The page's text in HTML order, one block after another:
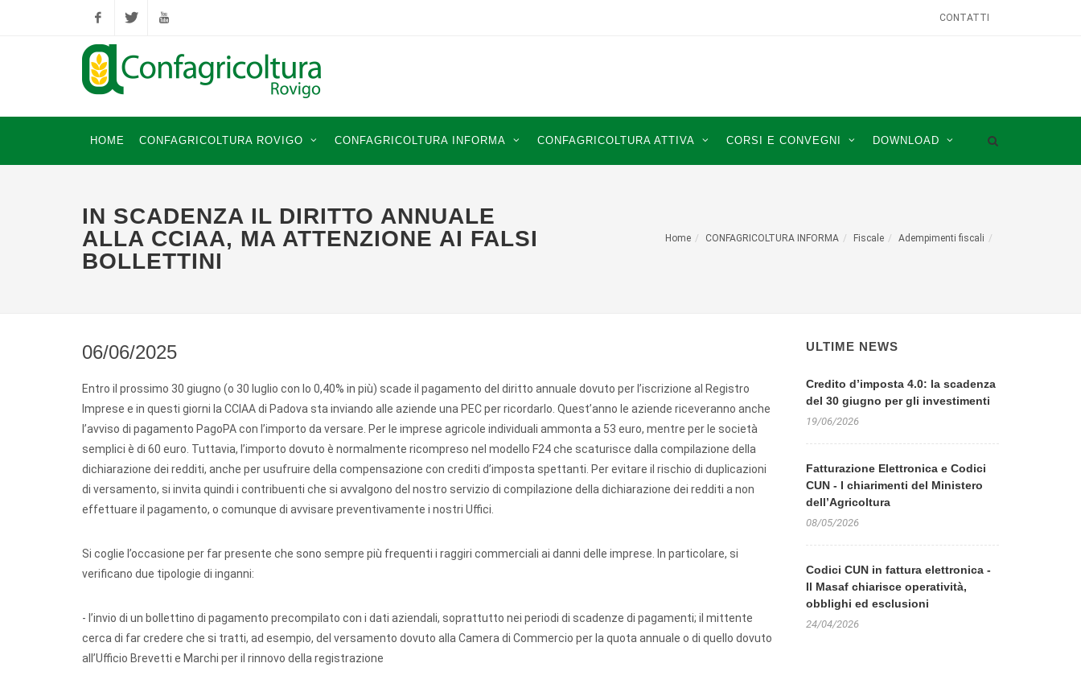
FacebookTwitter YouTube
CONTATTI
HOME CONFAGRICOLTURA ROVIGO CONFAGRICOLTURA INFORMA CONFAGRICOLTURA ATTIVA CORSI E CONVEGNI DOWNLOAD
IN SCADENZA IL DIRITTO ANNUALE
ALLA CCIAA, MA ATTENZIONE AI FALSI
BOLLETTINI
Home CONFAGRICOLTURA INFORMA Fiscale Adempimenti fiscali
06/06/2025
Entro il prossimo 30 giugno (o 30 luglio con lo 0,40% in più) scade il pagamento del diritto annuale dovuto per l’iscrizione al Registro
Imprese e in questi giorni la CCIAA di Padova sta inviando alle aziende una PEC per ricordarlo. Quest’anno le aziende riceveranno anche
l’avviso di pagamento PagoPA con l’importo da versare. Per le imprese agricole individuali ammonta a 53 euro, mentre per le società
semplici è di 60 euro. Tuttavia, l’importo dovuto è normalmente ricompreso nel modello F24 che scaturisce dalla compilazione della
dichiarazione dei redditi, anche per usufruire della compensazione con crediti d’imposta spettanti. Per evitare il rischio di duplicazioni
di versamento, si invita quindi i contribuenti che si avvalgono del nostro servizio di compilazione della dichiarazione dei redditi a non
effettuare il pagamento, o comunque di avvisare preventivamente i nostri Uffici.
Si coglie l’occasione per far presente che sono sempre più frequenti i raggiri commerciali ai danni delle imprese. In particolare, si
verificano due tipologie di inganni:
- l’invio di un bollettino di pagamento precompilato con i dati aziendali, soprattutto nei periodi di scadenze di pagamenti; il mittente
cerca di far credere che si tratti, ad esempio, del versamento dovuto alla Camera di Commercio per la quota annuale o di quello dovuto
all’Ufficio Brevetti e Marchi per il rinnovo della registrazione
ULTIME NEWS
Credito d’imposta 4.0: la scadenza
del 30 giugno per gli investimenti
19/06/2026
Fatturazione Elettronica e Codici
CUN - I chiarimenti del Ministero
dell’Agricoltura
08/05/2026
Codici CUN in fattura elettronica -
Il Masaf chiarisce operatività,
obblighi ed esclusioni
24/04/2026